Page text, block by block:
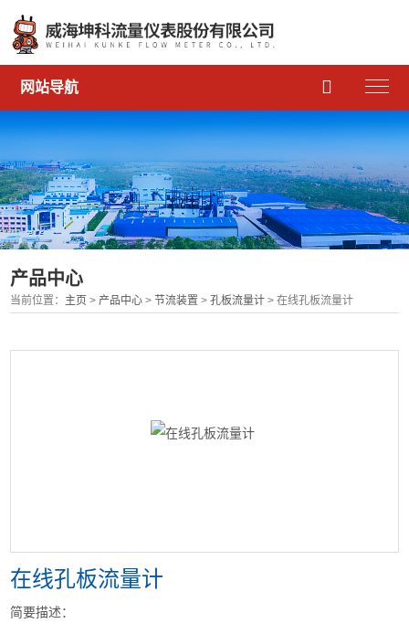
网站导航 
产品中心
当前位置： 主页 > 产品中心 >节流装置 >孔板流量计 > 在线孔板流量计
在线孔板流量计
简要描述：